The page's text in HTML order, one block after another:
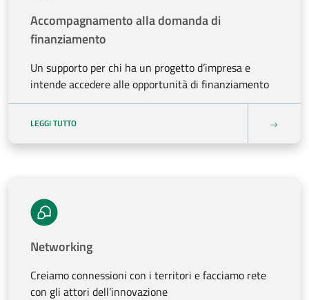
Accompagnamento alla domanda di
finanziamento
Un supporto per chi ha un progetto d’impresa e
intende accedere alle opportunità di finanziamento
LEGGI TUTTO
Networking
Creiamo connessioni con i territori e facciamo rete
con gli attori dell’innovazione